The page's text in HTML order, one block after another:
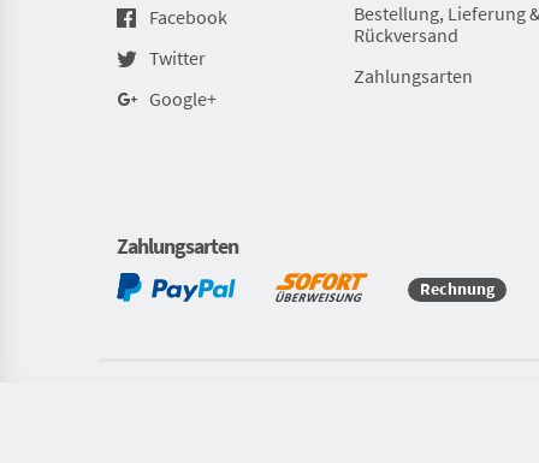
Facebook
Twitter
Google+
Bestellung, Lieferung
Rückversand
Zahlungsarten
Zahlungsarten
Rechnung